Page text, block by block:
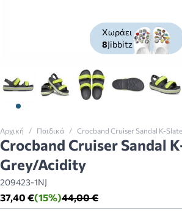
Χωράει
8Jibbitz
View larger image
View larger imageView larger image
View larger
Αρχική / Παιδικά / Crocband Cruiser Sandal K-
Crocband Cruiser Sandal
Grey/Acidity
209423-1NJ
44,00 €
(15%)
37,40 €